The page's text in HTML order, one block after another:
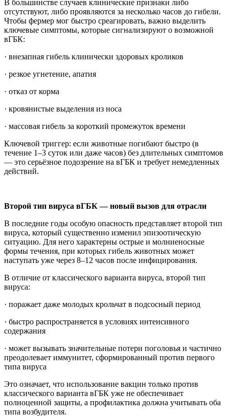
В большинстве случаев клинические признаки либо
отсутствуют, либо проявляются за несколько часов до гибели.
Чтобы фермер мог быстро среагировать, важно выделить
ключевые симптомы, которые сигнализируют о возможной
вГБК:
· внезапная гибель клинически здоровых кроликов
· резкое угнетение, апатия
· отказ от корма
· кровянистые выделения из носа
· массовая гибель за короткий промежуток времени
Ключевой триггер: если животные погибают быстро (в
течение 1–3 суток или даже часов) без длительных симптомов
— это серьёзное подозрение на вГБК и требует немедленных
действий.
Второй тип вируса вГБК — новый вызов для отрасли
В последние годы особую опасность представляет второй тип
вируса, который существенно изменил эпизоотическую
ситуацию. Для него характерны острые и молниеносные
формы течения, при которых гибель животных может
наступать уже через 8–12 часов после инфицирования.
В отличие от классического варианта вируса, второй тип
вируса:
· поражает даже молодых крольчат в подсосный период
· быстро распространяется в условиях интенсивного
содержания
· может вызывать значительные потери поголовья и частично
преодолевает иммунитет, сформированный против первого
типа вируса
Это означает, что использование вакцин только против
классического варианта вГБК уже не обеспечивает
полноценной защиты, а профилактика должна учитывать оба
типа возбудителя.